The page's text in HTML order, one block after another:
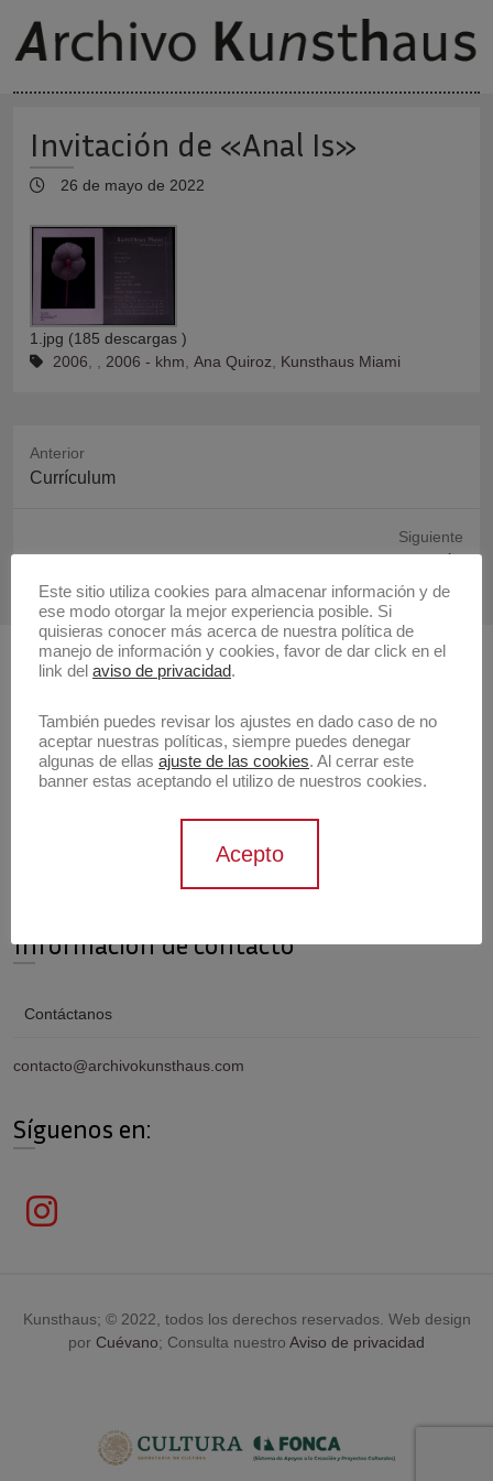
Invitación de «Anal Is»
26 de mayo de 2022
1.jpg (185 descargas )
2006, , 2006 - khm, Ana Quiroz, Kunsthaus Miami
Anterior
Publicación
Currículum
Siguiente
Publicación
siguiente:
Buscar
Buscar
Artistas
Información de contacto
Contáctanos
contacto@archivokunsthaus.com
Síguenos en:
Kunsthaus; © 2022, todos los derechos reservados. Web design
por Cuévano; Consulta nuestro Aviso de privacidad
Este sitio utiliza cookies para almacenar información y de
ese modo otorgar la mejor experiencia posible. Si
quisieras conocer más acerca de nuestra política de
manejo de información y cookies, favor de dar click en el
link del aviso de privacidad.
También puedes revisar los ajustes en dado caso de no
aceptar nuestras políticas, siempre puedes denegar
algunas de ellas ajuste de las cookies. Al cerrar este
banner estas aceptando el utilizo de nuestros cookies.
Acepto